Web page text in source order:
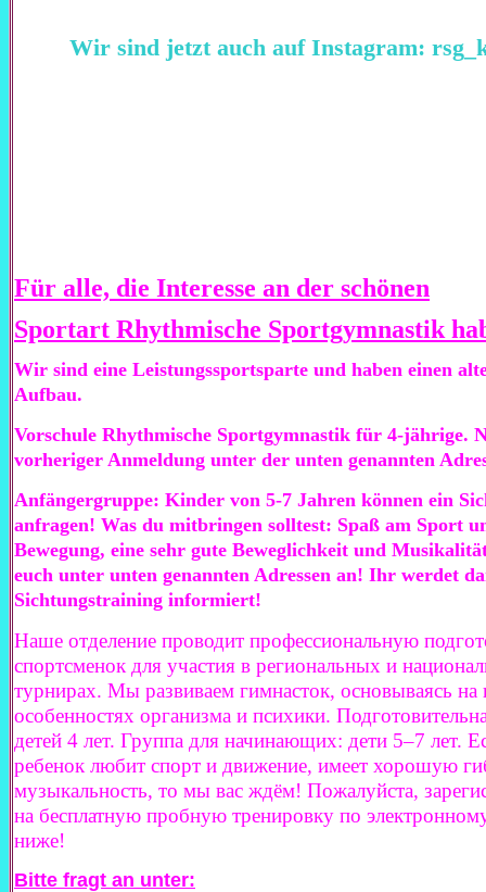
Wir sind jetzt auch auf Instagram:
Für alle, die Interesse an der schönen
Sportart Rhythmische Sportgymnastik
Wir sind eine Leistungssportsparte und haben einen
Aufbau.
Vorschule Rhythmische Sportgymnastik für 4-jährige.
vorheriger Anmeldung unter der unten genannten
Anfängergruppe: Kinder von 5-7 Jahren können ein
anfragen! Was du mitbringen solltest: Spaß am Sport
Bewegung, eine sehr gute Beweglichkeit und
euch unter unten genannten Adressen an! Ihr werdet
Sichtungstraining informiert!
Наше отделение проводит профессиональную
спортсменок для участия в региональных и
турнирах. Мы развиваем гимнасток, основываясь на
особенностях организма и психики.
детей 4 лет. Группа для начинающих: дети 5–7 лет.
ребенок любит спорт и движение, имеет хорошую
музыкальность, то мы вас ждём! Пожалуйста,
на бесплатную пробную тренировку по
ниже!
Bitte fragt an unter: